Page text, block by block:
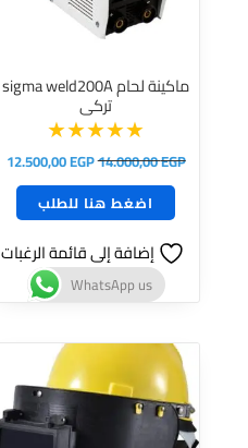
ماكينة لحام sigma weld200A
تركى
14.000,00EGP
12.500,00EGP
اضغط هنا للطلب
إضافة إلى قائمة الرغبات
WhatsApp us